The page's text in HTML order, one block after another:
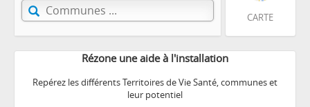
CARTE
Rézone une aide à l'installation
Repérez les différents Territoires de Vie Santé, communes et
leur potentiel